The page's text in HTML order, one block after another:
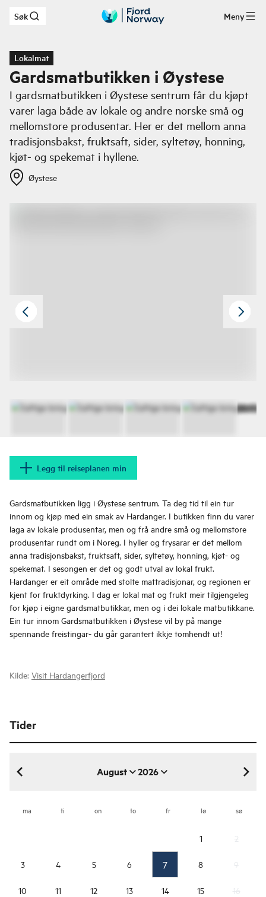
Hopp til hovedinnhold
Søk Meny
Lokalmat
Gardsmatbutikken i Øystese
I gardsmatbutikken i Øystese sentrum får du kjøpt
varer laga både av lokale og andre norske små og
mellomstore produsentar. Her er det mellom anna
tradisjonsbakst, fruktsaft, sider, syltetøy, honning,
kjøt- og spekemat i hyllene.
Øystese
Legg til reiseplanen min
Gardsmatbutikken ligg i Øystese sentrum. Ta deg tid til ein tur
innom og kjøp med ein smak av Hardanger. I butikken finn du varer
laga av lokale produsentar, men og frå andre små og mellomstore
produsentar rundt om i Noreg. I hyller og frysarar er det mellom
anna tradisjonsbakst, fruktsaft, sider, syltetøy, honning, kjøt- og
spekemat. I sesongen er det og godt utval av lokal frukt.
Hardanger er eit område med stolte mattradisjonar, og regionen er
kjent for fruktdyrking. I dag er lokal mat og frukt meir tilgjengeleg
for kjøp i eigne gardsmatbutikkar, men og i dei lokale matbutikkane.
Ein tur innom Gardsmatbutikken i Øystese vil by på mange
spennande freistingar- du går garantert ikkje tomhendt ut!
Kilde: Visit Hardangerfjord
Tider
August 2026
august 2026
ma ti on to fr lø sø
1
3 4 5 6 7 8
10 11 12 13 14 15